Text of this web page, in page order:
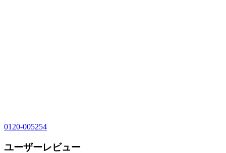
0120-005254
ユーザーレビュー